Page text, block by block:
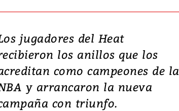
jugadores del Heat
los anillos que los
como campeones de la
y arrancaron la nueva
con triunfo.
Video, Japón: Terremoto
deja heridos y graves
daños en Kumamoto